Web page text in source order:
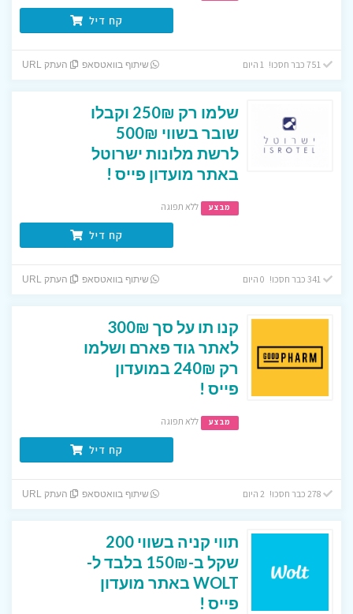
קח דיל
751 כבר חסכו! 1 היום שיתוף בוואטסאפ העתק URL
שלמו רק 250₪ וקבלו
שובר בשווי 500₪
לרשת מלונות ישרוטל
באתר מועדון פייס !
מבצע ללא תפוגה
קח דיל
341 כבר חסכו! 0 היום שיתוף בוואטסאפ העתק URL
קנו תו על סך 300₪
לאתר גוד פארם ושלמו
רק 240₪ במועדון
פייס !
מבצע ללא תפוגה
קח דיל
278 כבר חסכו! 2 היום שיתוף בוואטסאפ העתק URL
תווי קניה בשווי 200
שקל ב-150₪ בלבד ל-
WOLT באתר מועדון
פייס !